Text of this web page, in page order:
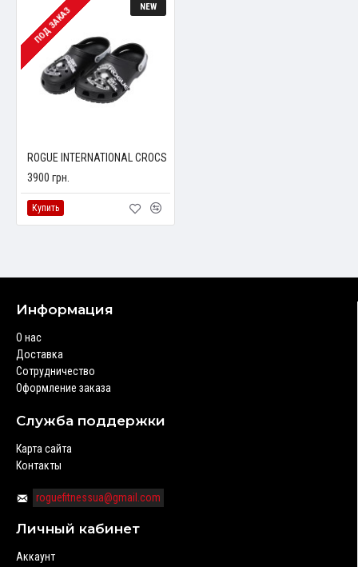
NEW
ПОД ЗАКАЗ
ROGUE INTERNATIONAL CROCS
3900 грн.
Купить
Информация
О нас
Доставка
Сотрудничество
Оформление заказа
Служба поддержки
Карта сайта
Контакты
roguefitnessua@gmail.com
Личный кабинет
Аккаунт